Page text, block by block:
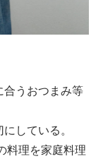
合うおつまみ等
している。
料理を家庭料理